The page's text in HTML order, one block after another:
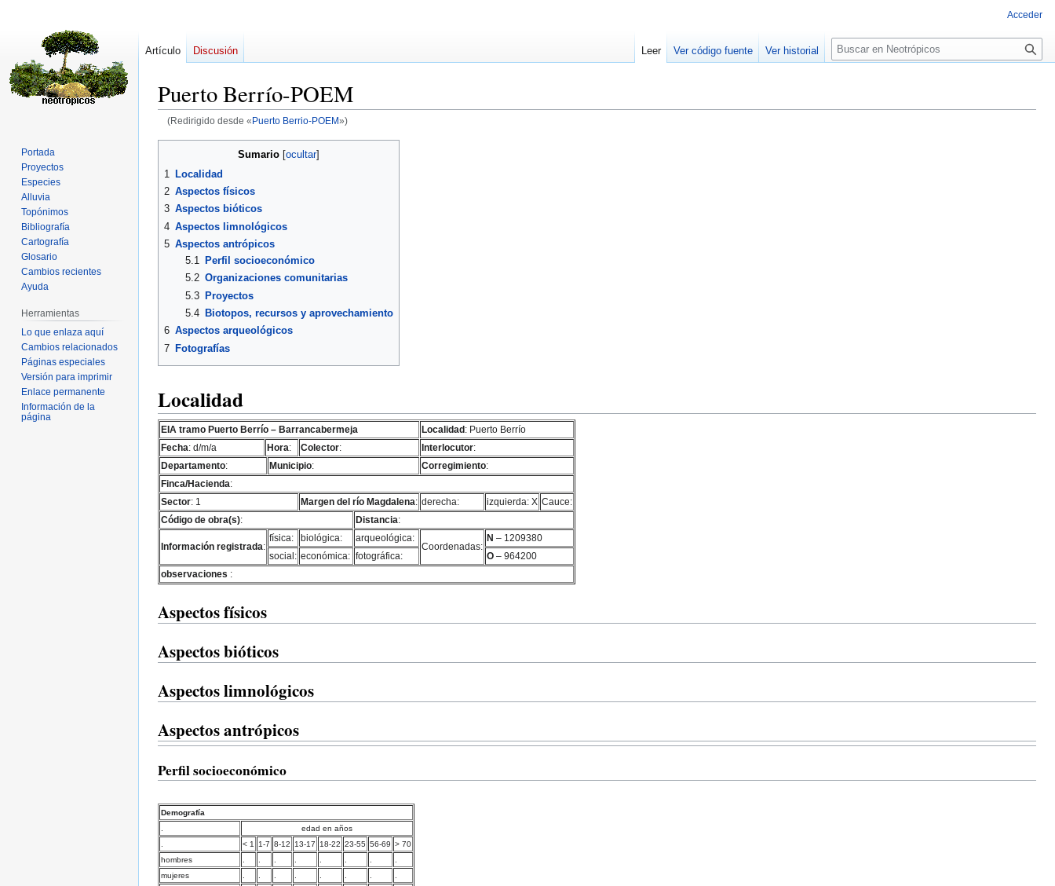
Puerto Berrío-POEM
(Redirigido desde « Puerto Berrio-POEM»)
navegación
búsqueda
Sumario
1 Localidad
2 Aspectos físicos
3 Aspectos bióticos
4 Aspectos limnológicos
5 Aspectos antrópicos
5.1
Perfil socioeconómico
5.2 Organizaciones comunitarias
5.3 Proyectos
5.4
Biotopos, recursos y aprovechamiento
6 Aspectos arqueológicos
7 Fotografías
Localidad
EIA tramo Puerto Berrío – Barrancabermeja Localidad: Puerto Berrío
Fecha: d/m/a Hora: Colector: Interlocutor:
Departamento: Municipio: Corregimiento:
Finca/Hacienda:
Sector: 1 Margen del río Magdalena: derecha: izquierda: X Cauce:
Código de obra(s): Distancia:
Información registrada:
física: biológica:
arqueológica:
Coordenadas:
N – 1209380
social: económica: fotográfica: O – 964200
observaciones :
Aspectos físicos
Aspectos bióticos
Aspectos limnológicos
Aspectos antrópicos
Perfil socioeconómico
Demografía
.
edad en años
.
< 1 1-7 8-12 13-17 18-22 23-55 56-69 > 70
hombres
. . . . . . .
.
mujeres
. . . . . . .
.
Acceder
Artículo Discusión Leer Ver código fuente Ver historial
Buscar
Portada
Proyectos
Especies
Alluvia
Topónimos
Bibliografía
Cartografía
Glosario
Cambios recientes
Ayuda
Herramientas
Lo que enlaza aquí
Cambios relacionados
Páginas especiales
Versión para imprimir
Enlace permanente
Información de la
página